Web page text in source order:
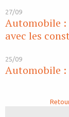
27/09
Automobile :
avec les
25/09
Automobile :